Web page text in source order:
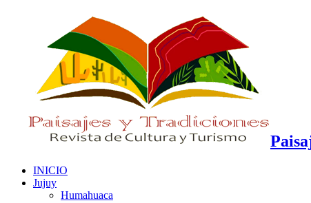
INICIO
Jujuy
Humahuaca